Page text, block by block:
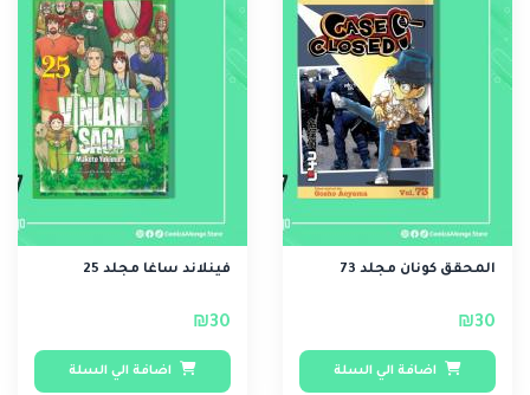
المحقق كونان مجلد 73
₪30
اضافة الي السلة
فينلاند ساغا مجلد 25
₪30
اضافة الي السلة